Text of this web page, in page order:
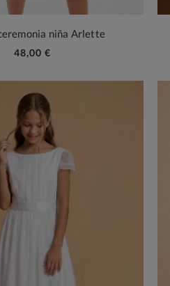
niña Arlette
48,00 €